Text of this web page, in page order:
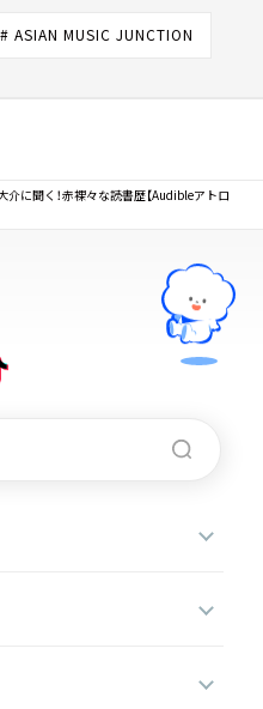
# ASIAN MUSIC JUNCTION
に聞く！赤裸々な読書歴【Audibleアトロ